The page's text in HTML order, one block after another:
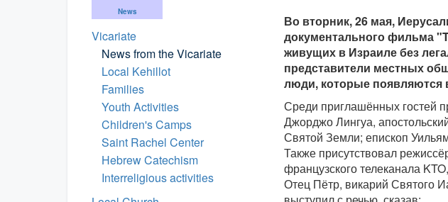
News
Vicariate
News from the Vicariate
Local Kehillot
Families
Youth Activities
Children's Camps
Saint Rachel Center
Hebrew Catechism
Interreligious activities
Во вторник, 26 мая,
документального фильма
живущих в Израиле без
представители местных
люди, которые появляются
Среди приглашённых гостей
Джорджо Лингуа,
Святой Земли; епископ
Также присутствовал
французского телеканала
Отец Пётр, викарий Святого